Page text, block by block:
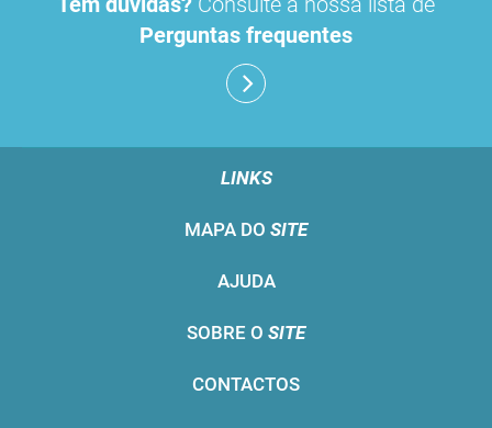
Perguntas frequentes
LINKS
MAPA DO SITE
AJUDA
SOBRE O SITE
CONTACTOS